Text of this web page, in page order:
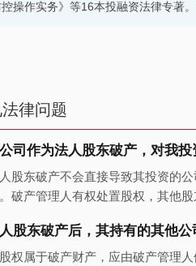
控操作实务》等16本投融资法律专著。
律问题
司作为法人股东破产，对我
股东破产不会直接导致其投资的
破产管理人有权处置股权，其他
股东破产后，其持有的其他公
权属于破产财产，应由破产管理